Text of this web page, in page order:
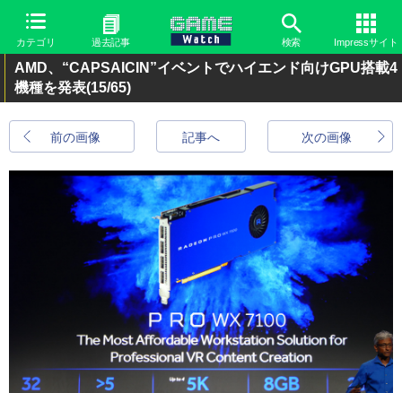
カテゴリ 過去記事 検索 Impressサイト
AMD、“CAPSAICIN”イベントでハイエンド向けGPU搭載4
機種を発表(15/65)
前の画像 次の画像
記事へ